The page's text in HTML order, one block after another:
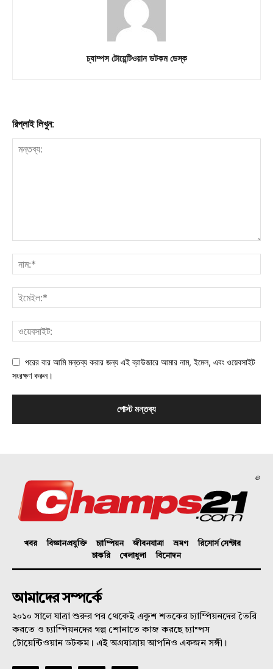
চ্যাম্পস টোয়েন্টিওয়ান ডটকম ডেস্ক
রিপ্লাই লিখুন:
পরের বার আমি মন্তব্য করার জন্য এই ব্রাউজারে আমার নাম, ইমেল, এবং ওয়েবসাইট
সংরক্ষণ করুন।
©
খবর বিজ্ঞানপ্রযুক্তি চ্যাম্পিয়ন জীবনযাত্রা ভ্রমণ
রিসোর্স সেন্টার
চাকরি
খেলাধুলা বিনোদন
আমাদের সম্পর্কে
২০১০ সালে যাত্রা শুরুর পর থেকেই একুশ শতকের চ্যাম্পিয়নদের তৈরি
করতে ও চ্যাম্পিয়নদের গল্প শোনাতে কাজ করছে চ্যাম্পস
টোয়েন্টিওয়ান ডটকম। এই অগ্রযাত্রায় আপনিও একজন সঙ্গী।